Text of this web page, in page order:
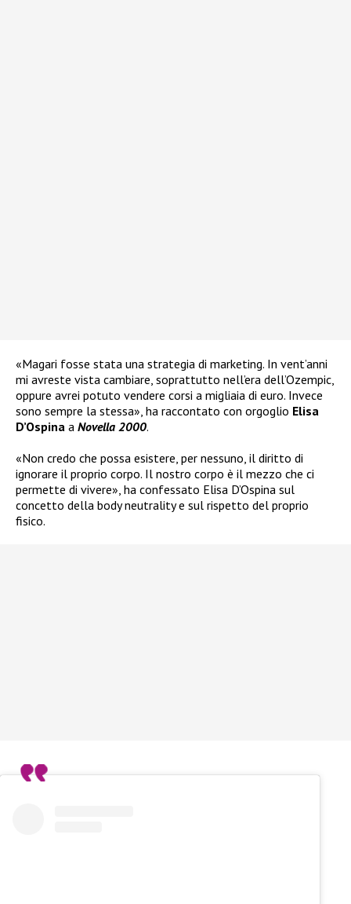
«Magari fosse stata una strategia di marketing. In vent’anni
mi avreste vista cambiare, soprattutto nell’era dell’Ozempic,
oppure avrei potuto vendere corsi a migliaia di euro. Invece
sono sempre la stessa», ha raccontato con orgoglio Elisa
D’Ospina a Novella 2000.
«Non credo che possa esistere, per nessuno, il diritto di
ignorare il proprio corpo. Il nostro corpo è il mezzo che ci
permette di vivere», ha confessato Elisa D’Ospina sul
concetto della body neutrality e sul rispetto del proprio
fisico.